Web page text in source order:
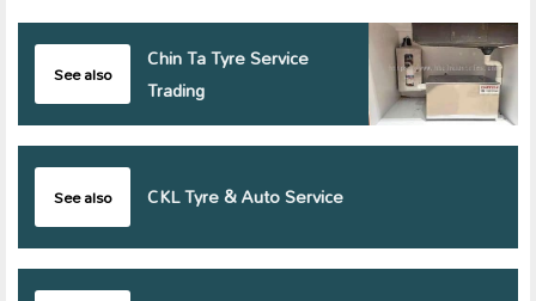
See also
Chin Ta Tyre Service
Trading
See also CKL Tyre & Auto Service